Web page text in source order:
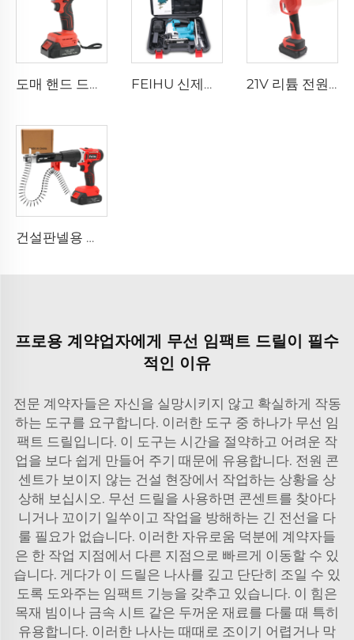
도매 핸드 드릴 무선 전동드릴 21V 브러시리스 드릴 무선 스크류드라이버 10MM 금속척 포함 FEIHU 신제품 목공용 손톱 휴대용 톱 전동 톱 21V 리튬 전원 무선 정원 가위 전동 가지치기 가위 산업용 등급 30MM 강철 에너지 가지치기 가위
건설판넬용 리튬 배터리 고출력 산업용 휴대용 초소형 인기 제품 무선 네일 건
프로용 계약업자에게 무선 임팩트 드릴이 필수
적인 이유
전문 계약자들은 자신을 실망시키지 않고 확실하게 작동
하는 도구를 요구합니다. 이러한 도구 중 하나가 무선 임
팩트 드릴입니다. 이 도구는 시간을 절약하고 어려운 작
업을 보다 쉽게 만들어 주기 때문에 유용합니다. 전원 콘
센트가 보이지 않는 건설 현장에서 작업하는 상황을 상
상해 보십시오. 무선 드릴을 사용하면 콘센트를 찾아다
니거나 꼬이기 일쑤이고 작업을 방해하는 긴 전선을 다
룰 필요가 없습니다. 이러한 자유로움 덕분에 계약자들
은 한 작업 지점에서 다른 지점으로 빠르게 이동할 수 있
습니다. 게다가 이 드릴은 나사를 깊고 단단히 조일 수 있
도록 도와주는 임팩트 기능을 갖추고 있습니다. 이 힘은
목재 빔이나 금속 시트 같은 두꺼운 재료를 다룰 때 특히
유용합니다. 이러한 나사는 때때로 조이기 어렵거나 막